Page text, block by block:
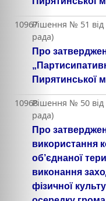
10967Рішення № 51 від
рада)
Про
Пирятинської
10968Рішення № 50 від
рада)
Про
використання
об’єднаної
виконання
фізичної